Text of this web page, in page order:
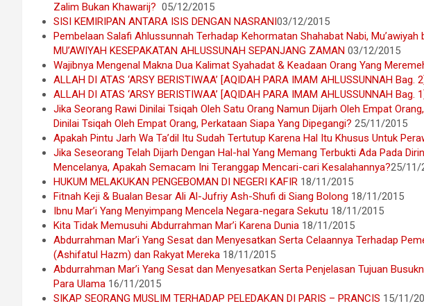
Zalim Bukan Khawarij? ‎ 05/12/2015
SISI KEMIRIPAN ANTARA ISIS DENGAN NASRANI03/12/2015
Pembelaan Salafi Ahlussunnah Terhadap Kehormatan Shahabat Nabi, Mu’awiyah
MU’AWIYAH KESEPAKATAN AHLUSSUNAH SEPANJANG ZAMAN 03/12/2015
Wajibnya Mengenal Makna Dua Kalimat Syahadat & Keadaan Orang Yang
ALLAH DI ATAS ‘ARSY BERISTIWAA’ [AQIDAH PARA IMAM AHLUSSUNNAH Bag. 2]
ALLAH DI ATAS ‘ARSY BERISTIWAA’ [AQIDAH PARA IMAM AHLUSSUNNAH Bag. 1]
Jika Seorang Rawi Dinilai Tsiqah Oleh Satu Orang Namun Dijarh Oleh Empat
Dinilai Tsiqah Oleh Empat Orang, Perkataan Siapa Yang Dipegangi? 25/11/2015
Apakah Pintu Jarh Wa Ta’dil Itu Sudah Tertutup Karena Hal Itu Khusus Untuk
Jika Seseorang Telah Dijarh Dengan Hal-hal Yang Memang Terbukti Ada Pada
Mencelanya, Apakah Semacam Ini Teranggap Mencari-cari Kesalahannya?25/11/
HUKUM MELAKUKAN PENGEBOMAN DI NEGERI KAFIR 18/11/2015
Fitnah Keji & Bualan Besar Ali Al-Jufriy Ash-Shufi di Siang Bolong 18/11/2015
Ibnu Mar’i Yang Menyimpang Mencela Negara-negara Sekutu 18/11/2015
Kita Tidak Memusuhi Abdurrahman Mar’i Karena Dunia 18/11/2015
Abdurrahman Mar’i Yang Sesat dan Menyesatkan Serta Celaannya Terhadap
(Ashifatul Hazm) dan Rakyat Mereka 18/11/2015
Abdurrahman Mar’i Yang Sesat dan Menyesatkan Serta Penjelasan Tujuan
Para Ulama 16/11/2015
SIKAP SEORANG MUSLIM TERHADAP PELEDAKAN DI PARIS – PRANCIS 15/11/